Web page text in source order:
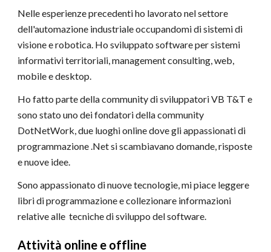
Nelle esperienze precedenti ho lavorato nel settore
dell'automazione industriale occupandomi di sistemi di
visione e robotica. Ho sviluppato software per sistemi
informativi territoriali, management consulting, web,
mobile e desktop.
Ho fatto parte della community di sviluppatoriVB T&T e
sono stato uno dei fondatori della community
DotNetWork , due luoghi online dove gli appassionati di
programmazione .Net si scambiavano domande, risposte
e nuove idee.
Sono appassionato di nuove tecnologie, mi piace leggere
libri di programmazione e collezionare informazioni
relative alle tecniche di sviluppo del software.
Attività online e offline